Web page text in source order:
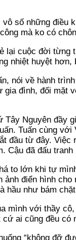
số những điều
mà ko có
cuộc đời
nhiệt huyệt hơn,
nói về hành
đình, đối
Nguyên đầy
Tuấn cùng
đầu từ đây.
Cậu đã đấu
to lớn khi tự
điển hình
như bám
mình với thầy
ai cũng đều
“không đỡ